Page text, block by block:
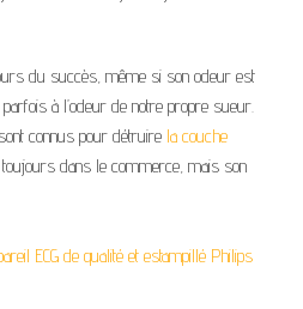
du succès, même si son odeur est
à l’odeur de notre propre sueur.
connus pour détruire la couche
dans le commerce, mais son
ECG de qualité et estampillé Philips